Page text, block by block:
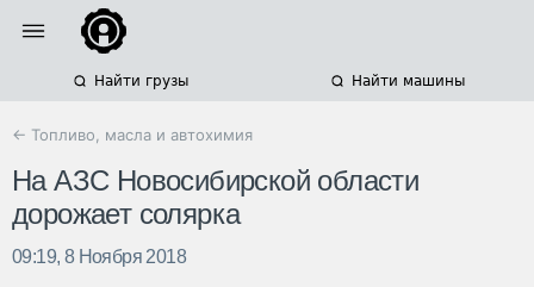
Найти грузы Найти машины
← Топливо, масла и автохимия
На АЗС Новосибирской области
дорожает солярка
09:19, 8 Ноября 2018